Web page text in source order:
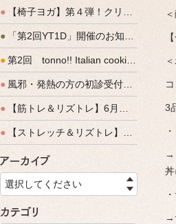
●
【椅子ヨガ】第４弾！クリパルヨガ教室のご案内
● 「第2回YT1D」開催のお知らせ
●第2回 tonno!! Italian cooking 開催しました
● 風邪・発熱の方の初診受付（発熱外来）、始めます
● 【筋トレ＆リズトレ】6月特別運動教室開催のご案内
● 【ストレッチ＆リズトレ】特別運動教室開催のご案内
選択してください
カテゴリ
3
→
→